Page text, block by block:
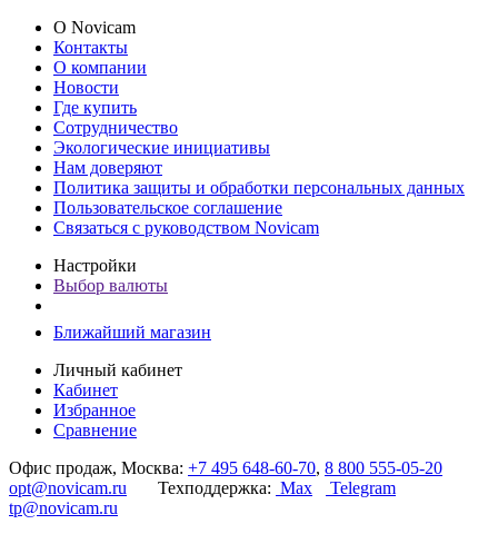
О Novicam
Контакты
О компании
Новости
Где купить
Сотрудничество
Экологические инициативы
Нам доверяют
Политика защиты и обработки персональных данных
Пользовательское соглашение
Связаться с руководством Novicam
Настройки
Выбор валюты
Ближайший магазин
Личный кабинет
Кабинет
Избранное
Сравнение
Офис продаж, Москва: +7 495 648-60-70, 8 800 555-05-20
opt@novicam.ru Техподдержка: Max
Telegram
tp@novicam.ru